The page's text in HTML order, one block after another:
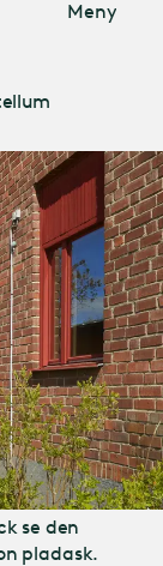
Meny
se den
pladask.